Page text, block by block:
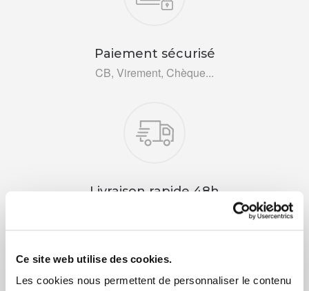
Ce site web utilise des cookies.
Les cookies nous permettent de personnaliser le contenu
Paiement sécurisé
CB, Virement, Chèque...
Livraison rapide 48h